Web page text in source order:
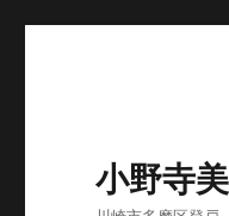
小野寺